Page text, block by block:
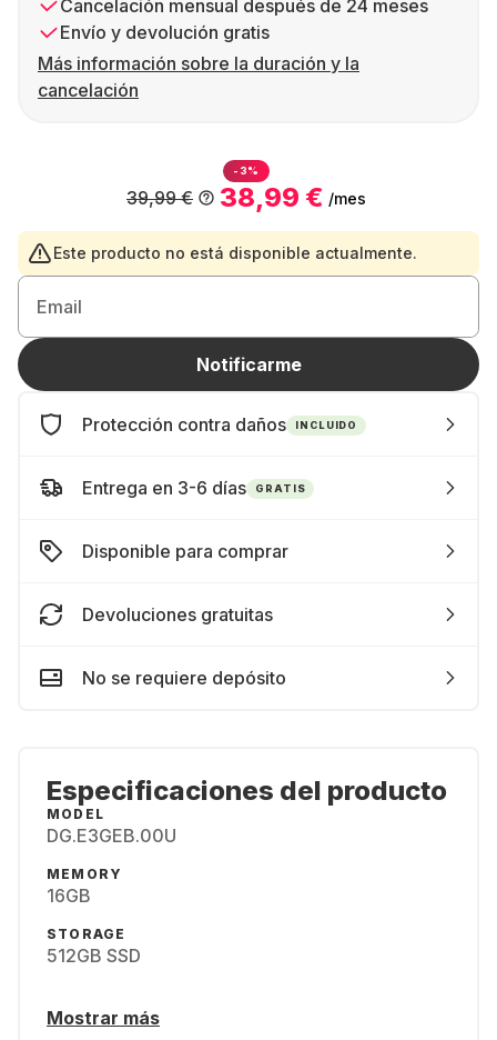
Cancelación mensual después de 24 meses
Envío y devolución gratis
Más información sobre la duración y la
cancelación
-3%
38,99 € /mes
39,99 €
Este producto no está disponible actualmente.
Email
Notificarme
Protección contra daños INCLUIDO
Entrega en 3-6 días GRATIS
Disponible para comprar
Devoluciones gratuitas
No se requiere depósito
Especificaciones del producto
MODEL
DG.E3GEB.00U
MEMORY
16GB
STORAGE
512GB SSD
Mostrar más